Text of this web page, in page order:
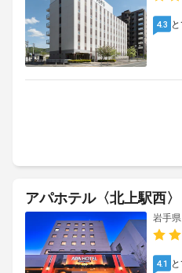
4.3
アパホテル〈北上駅西〉
岩手
4.1